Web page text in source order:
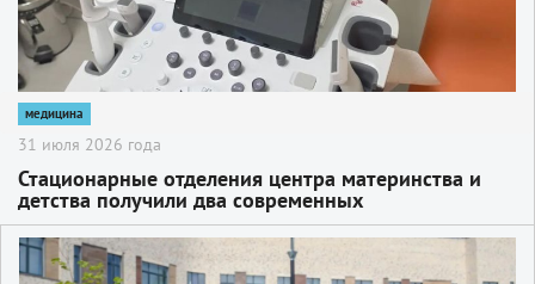
медицина
31 июля 2026 года
Стационарные отделения центра материнства и
детства получили два современных
ультразвуковых аппарата экспертного класса
2